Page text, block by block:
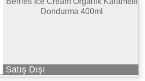
Dondurma 400ml
Satış Dışı